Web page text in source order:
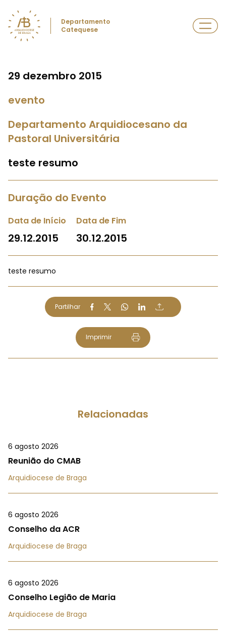
Departamento
Catequese
29 dezembro 2015
evento
Departamento Arquidiocesano da
Pastoral Universitária
teste resumo
Duração do Evento
Data de Início
29.12.2015
Data de Fim
30.12.2015
teste resumo
Partilhar
Imprimir
Relacionadas
6 agosto 2026
Reunião do CMAB
Arquidiocese de Braga
6 agosto 2026
Conselho da ACR
Arquidiocese de Braga
6 agosto 2026
Conselho Legião de Maria
Arquidiocese de Braga